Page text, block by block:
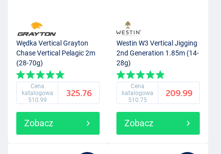
Wędka Vertical Grayton
Chase Vertical Pelagic 2m
(28-70g)
Cena
katalogowa
510.99
325.76
Zobacz
Westin W3 Vertical Jigging
2nd Generation 1.85m (14-
28g)
Cena
katalogowa
510.75
209.99
Zobacz